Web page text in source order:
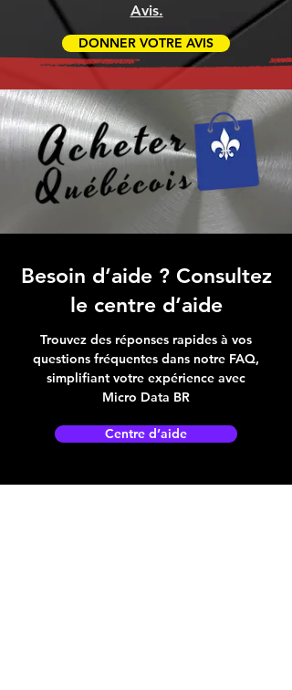
Avis.
DONNER VOTRE AVIS
Besoin d’aide ? Consultez
le centre d’aide
Trouvez des réponses rapides à vos
questions fréquentes dans notre FAQ,
simplifiant votre expérience avec
Micro Data BR
Centre d’aide